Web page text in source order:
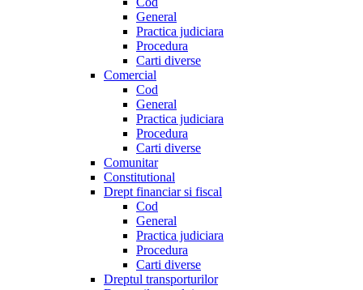
General
Practica judiciara
Procedura
Carti diverse
Comercial
Cod
General
Practica judiciara
Procedura
Carti diverse
Comunitar
Constitutional
Drept financiar si fiscal
Cod
General
Practica judiciara
Procedura
Carti diverse
Dreptul transporturilor